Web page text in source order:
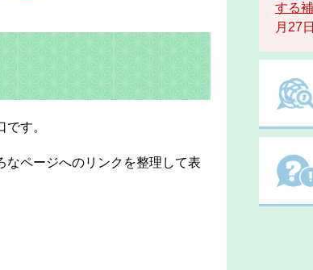
す。
なページへのリンクを整理して表
する
月27